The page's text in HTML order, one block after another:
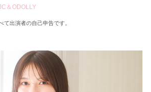
＆ODOLLY
て出演者の自己申告です。